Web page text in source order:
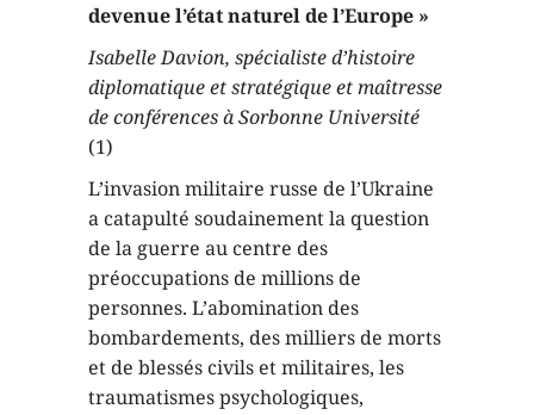
devenue l’état naturel de l’Europe »
Isabelle Davion, spécialiste d’histoire
diplomatique et stratégique et maîtresse
de conférences à Sorbonne Université
(1)
L’invasion militaire russe de l’Ukraine
a catapulté soudainement la question
de la guerre au centre des
préoccupations de millions de
personnes. L’abomination des
bombardements, des milliers de morts
et de blessés civils et militaires, les
traumatismes psychologiques,